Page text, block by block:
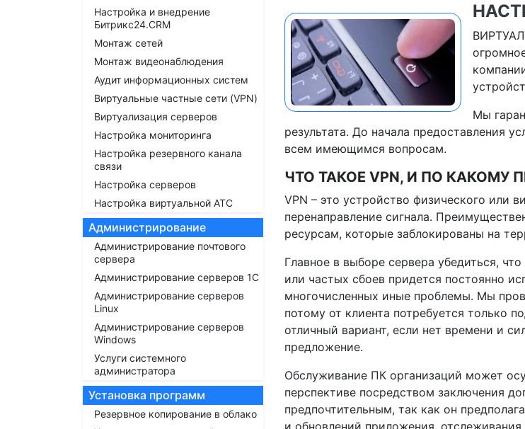
Настройка и внедрение
Битрикс24.CRM
Монтаж сетей
Монтаж видеонаблюдения
Аудит информационных систем
Виртуальные частные сети (VPN)
Виртуализация серверов
Настройка мониторинга
Настройка резервного канала
связи
Настройка серверов
Настройка виртуальной АТС
Администрирование
Администрирование почтового
сервера
Администрирование серверов 1С
Администрирование серверов
Linux
Администрирование серверов
Windows
Услуги системного
администратора
Установка программ
Резервное копирование в облако
Мы
результата. До начала предоставления
всем имеющимся вопросам.
ЧТО ТАКОЕ VPN, И ПО КАКОМУ
VPN – это устройство физического или
перенаправление сигнала.
ресурсам, которые заблокированы на
Главное в выборе сервера убедиться,
или частых сбоев придется постоянно
многочисленных иные проблемы. Мы
потому от клиента потребуется только
отличный вариант, если нет времени и
предложение.
Обслуживание ПК организаций может
перспективе посредством заключения
предпочтительным, так как он
и обновлений приложения,